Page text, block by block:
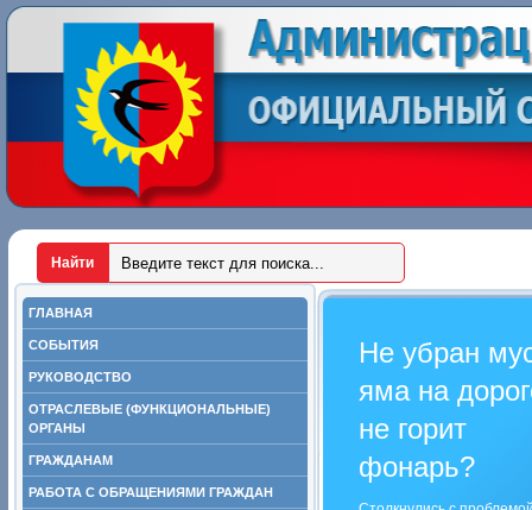
ГЛАВНАЯ
СОБЫТИЯ
РУКОВОДСТВО
ОТРАСЛЕВЫЕ (ФУНКЦИОНАЛЬНЫЕ)
ОРГАНЫ
ГРАЖДАНАМ
РАБОТА С ОБРАЩЕНИЯМИ ГРАЖДАН
Не убран
яма на
не горит
фонарь?